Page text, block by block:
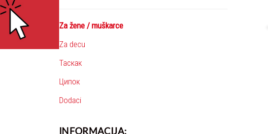
Za žene / muškarce
Za decu
Таскак
Ципок
Dodaci
INFORMACIJA: